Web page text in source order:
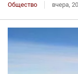
Общество вчера,